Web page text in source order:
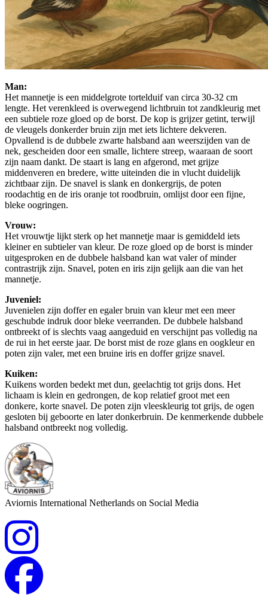
Man:
Het mannetje is een middelgrote tortelduif van circa 30-32 cm
lengte. Het verenkleed is overwegend lichtbruin tot zandkleurig met
een subtiele roze gloed op de borst. De kop is grijzer getint, terwijl
de vleugels donkerder bruin zijn met iets lichtere dekveren.
Opvallend is de dubbele zwarte halsband aan weerszijden van de
nek, gescheiden door een smalle, lichtere streep, waaraan de soort
zijn naam dankt. De staart is lang en afgerond, met grijze
middenveren en bredere, witte uiteinden die in vlucht duidelijk
zichtbaar zijn. De snavel is slank en donkergrijs, de poten
roodachtig en de iris oranje tot roodbruin, omlijst door een fijne,
bleke oogringen.
Vrouw:
Het vrouwtje lijkt sterk op het mannetje maar is gemiddeld iets
kleiner en subtieler van kleur. De roze gloed op de borst is minder
uitgesproken en de dubbele halsband kan wat valer of minder
contrastrijk zijn. Snavel, poten en iris zijn gelijk aan die van het
mannetje.
Juveniel:
Juvenielen zijn doffer en egaler bruin van kleur met een meer
geschubde indruk door bleke veerranden. De dubbele halsband
ontbreekt of is slechts vaag aangeduid en verschijnt pas volledig na
de rui in het eerste jaar. De borst mist de roze glans en oogkleur en
poten zijn valer, met een bruine iris en doffer grijze snavel.
Kuiken:
Kuikens worden bedekt met dun, geelachtig tot grijs dons. Het
lichaam is klein en gedrongen, de kop relatief groot met een
donkere, korte snavel. De poten zijn vleeskleurig tot grijs, de ogen
gesloten bij geboorte en later donkerbruin. De kenmerkende dubbele
halsband ontbreekt nog volledig.
Aviornis International Netherlands on Social Media